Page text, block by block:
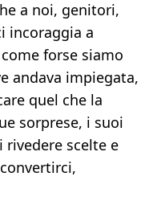
a noi, genitori,
incoraggia a
forse siamo
andava impiegata,
quel che la
sorprese, i suoi
scelte e